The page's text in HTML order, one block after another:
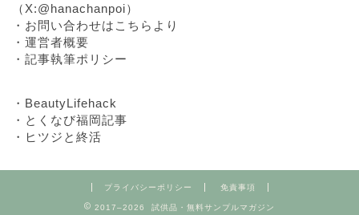
（ X:@hanachanpoi）
・ お問い合わせはこちらより
・ 運営者概要
・ 記事執筆ポリシー
・ BeautyLifehack
・ とくなび福岡記事
・ ヒツジと終活
プライバシーポリシー 免責事項
2017–2026 試供品・無料サンプルマガジン